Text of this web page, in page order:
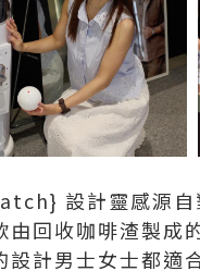
設計靈感源
由回收咖啡渣製成
計男士女士都適